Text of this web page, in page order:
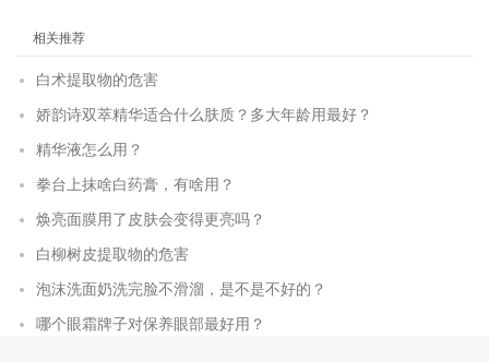
相关推荐
白术提取物的危害
娇韵诗双萃精华适合什么肤质？多大年龄用最好？
精华液怎么用？
拳台上抹啥白药膏，有啥用？
焕亮面膜用了皮肤会变得更亮吗？
白柳树皮提取物的危害
泡沫洗面奶洗完脸不滑溜，是不是不好的？
哪个眼霜牌子对保养眼部最好用？